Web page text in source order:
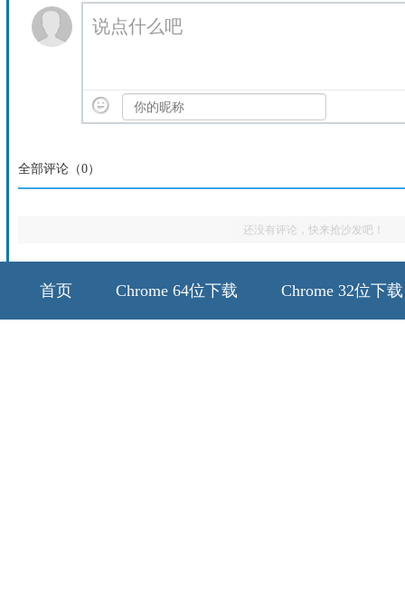
说点什么吧
全部评论（0）
还没有评论，快来抢沙发吧！
首页 Chrome 64位下载 Chrome 32位下载